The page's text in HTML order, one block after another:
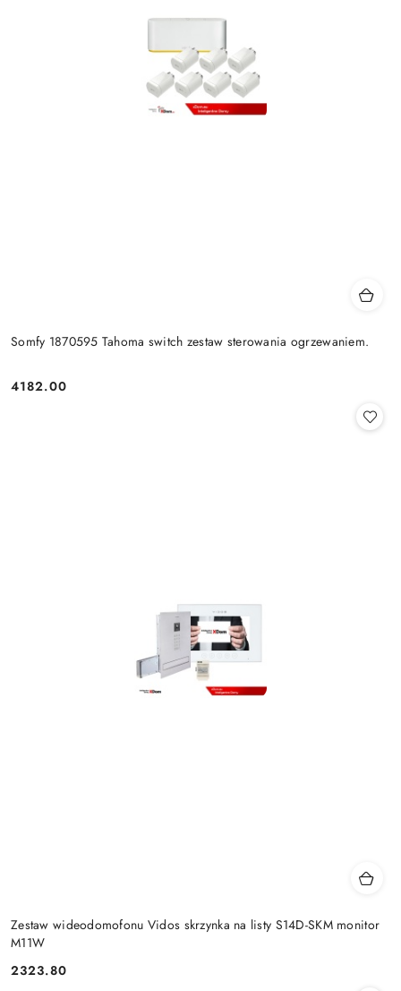
Somfy 1870595 Tahoma switch zestaw sterowania ogrzewaniem.
Cena:
4182.00
Zestaw wideodomofonu Vidos skrzynka na listy S14D-SKM monitor
M11W
Cena:
2323.80